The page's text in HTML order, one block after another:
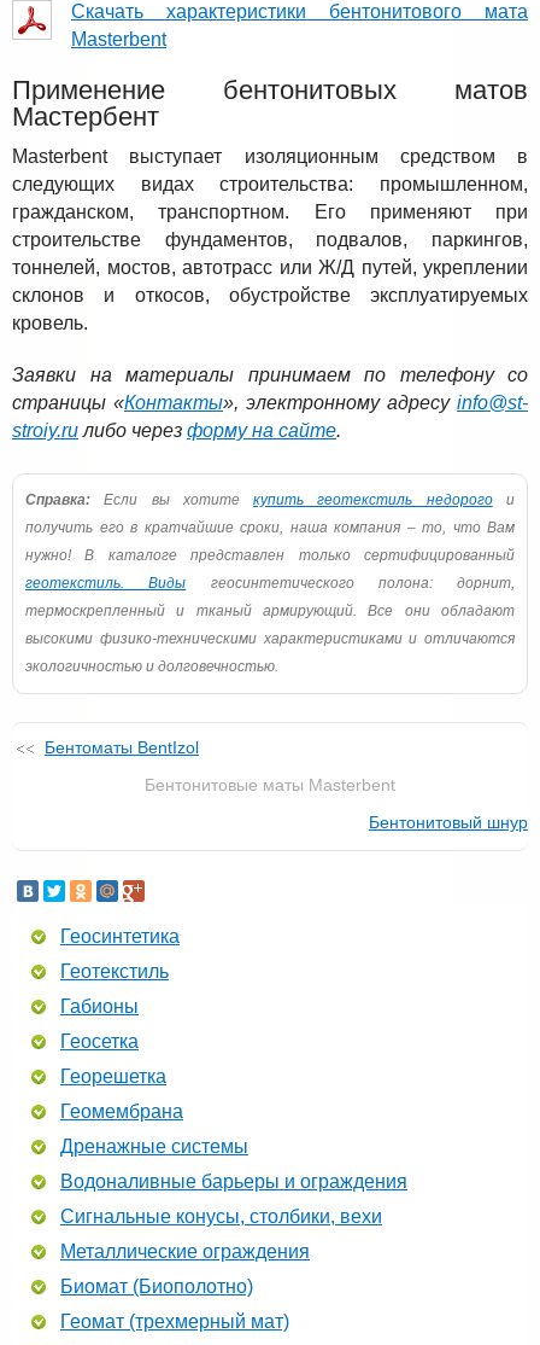
Скачать характеристики бентонитового мата
Masterbent
Применение бентонитовых матов
Мастербент
Masterbent выступает изоляционным средством в
следующих видах строительства: промышленном,
гражданском, транспортном. Его применяют при
строительстве фундаментов, подвалов, паркингов,
тоннелей, мостов, автотрасс или Ж/Д путей, укреплении
склонов и откосов, обустройстве эксплуатируемых
кровель.
Заявки на материалы принимаем по телефону со
страницы «Контакты», электронному адресу info@st-
stroiy.ruлибо через форму на сайте.
Справка: Если вы хотитекупить геотекстиль недорогои
получить его в кратчайшие сроки, наша компания – то, что Вам
нужно! В каталоге представлен только сертифицированный
геотекстиль. Виды геосинтетического полона: дорнит,
термоскрепленный и тканый армирующий. Все они обладают
высокими физико-техническими характеристиками и отличаются
экологичностью и долговечностью.
Бентоматы BentIzol
Бентонитовые маты Masterbent
Бентонитовый шнур
Геосинтетика
Геотекстиль
Габионы
Геосетка
Георешетка
Геомембрана
Дренажные системы
Водоналивные барьеры и ограждения
Сигнальные конусы, столбики, вехи
Металлические ограждения
Биомат (Биополотно)
Геомат (трехмерный мат)